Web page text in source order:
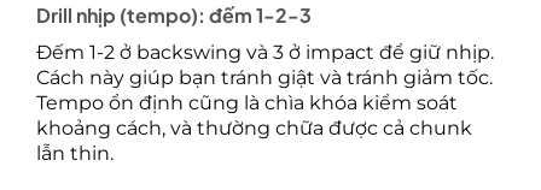
Drill nhịp (tempo): đếm 1-2-3
Đếm 1-2 ở backswing và 3 ở impact để giữ nhịp.
Cách này giúp bạn tránh giật và tránh giảm tốc.
Tempo ổn định cũng là chìa khóa kiểm soát
khoảng cách, và thường chữa được cả chunk
lẫn thin.